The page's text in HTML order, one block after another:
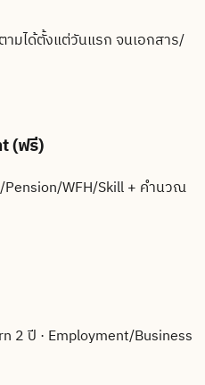
มได้ตั้งแต่วันแรก จนเอกสาร/
(ฟรี)
WFH/Skill + คำนวณ
2 ปี · Employment/Business